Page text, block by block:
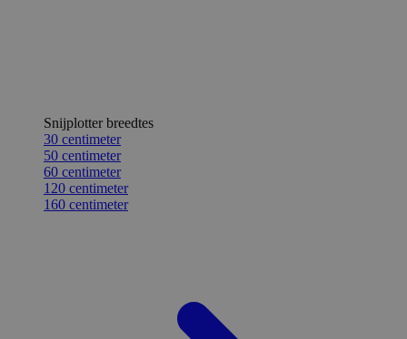
Snijplotter breedtes
30 centimeter
50 centimeter
60 centimeter
120 centimeter
160 centimeter